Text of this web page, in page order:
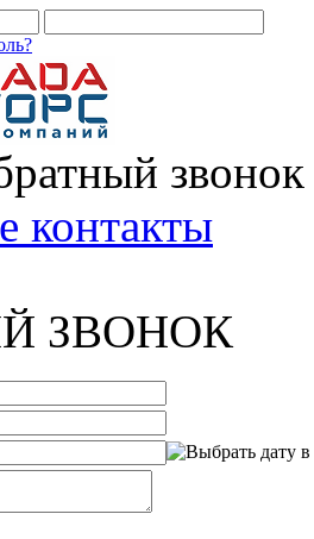
звонок
контакты
ЗВОНОК